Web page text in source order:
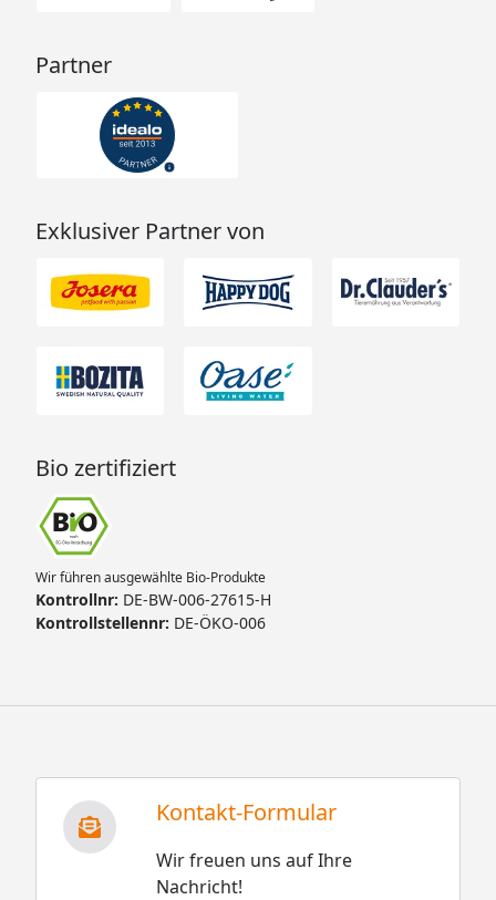
Partner
Exklusiver Partner von
Bio zertifiziert
Wir führen ausgewählte Bio-Produkte
Kontrollnr: DE-BW-006-27615-H
Kontrollstellennr: DE-ÖKO-006
Kontakt-Formular
Wir freuen uns auf Ihre
Nachricht!